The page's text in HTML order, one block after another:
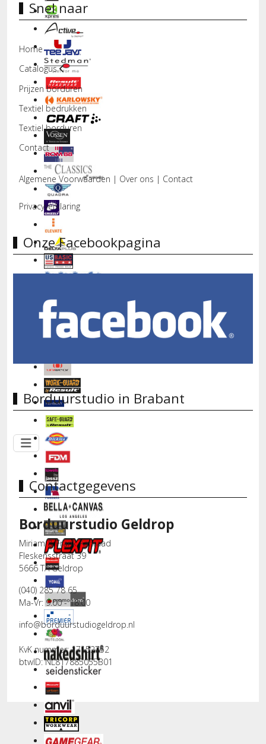
Snel naar
Home
Catalogus
Prijzen borduren
Textiel bedrukken
Textiel borduren
Contact
Algemene Voorwaarden | Over ons | Contact
Privacyverklaring
Onze Facebookpagina
Borduurstudio in Brabant
Contactgegevens
Borduurstudio Geldrop
Miriam & Frank Aanraad
Fleskensstraat 39
5666 TA Geldrop
(040) 285 78 65
Ma-Vr: 9.00 - 18.00
info@borduurstudiogeldrop.nl
KvK nummer: 17152752
btwID: NL817885055B01